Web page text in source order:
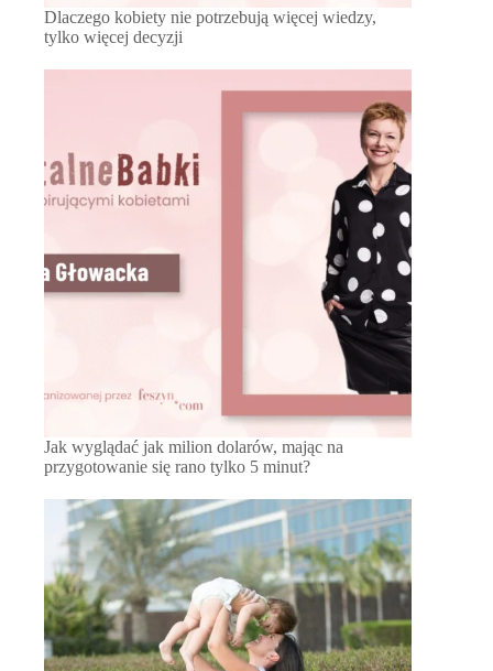
Dlaczego kobiety nie potrzebują więcej wiedzy,
tylko więcej decyzji
Jak wyglądać jak milion dolarów, mając na
przygotowanie się rano tylko 5 minut?